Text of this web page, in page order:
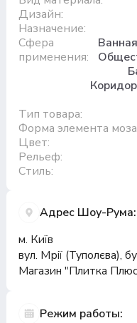
Дизайн:
Назначение:
Сфера
применения:
Тип товара:
Форма элемента
Цвет:
Рельеф:
Стиль:
Адрес Шоу-Рума:
м. Київ
вул. Мрії (Туполєва),
Магазин "Плитка
Режим работы: